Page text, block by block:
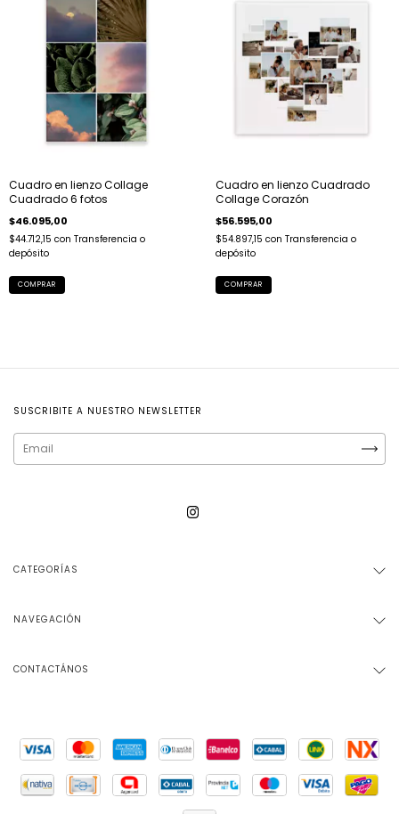
Cuadro en lienzo Collage
Cuadrado 6 fotos
$46.095,00
$44.712,15 con Transferencia o
depósito
COMPRAR
Cuadro en lienzo Cuadrado
Collage Corazón
$56.595,00
$54.897,15 con Transferencia o
depósito
COMPRAR
SUSCRIBITE A NUESTRO NEWSLETTER
CATEGORÍAS
NAVEGACIÓN
CONTACTÁNOS